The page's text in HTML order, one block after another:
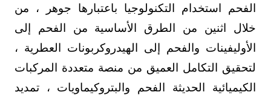
الفحم استخدام التكنولوجيا باعتبارها جوهر ، من
خلال اثنين من الطرق الأساسية من الفحم إلى
الأوليفينات والفحم إلى الهيدروكربونات العطرية ،
لتحقيق التكامل العميق من منصة متعددة المركبات
الكيميائية الحديثة الفحم والبتروكيماويات ، تمديد